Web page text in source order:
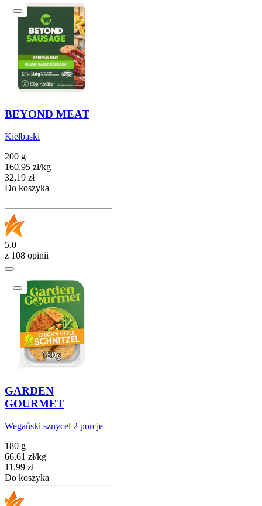
BEYOND MEAT
Kiełbaski
200 g
160,95 zł/kg
Cena
32,19 zł
Do koszyka
5.0
z 108 opinii
GARDEN
GOURMET
Wegański sznycel 2 porcje
180 g
66,61 zł/kg
Cena
11,99 zł
Do koszyka